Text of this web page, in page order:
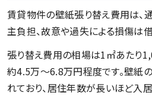
賃貸物件の壁紙張り替え費用は、
主負担、故意や過失による損傷は
張り替え費用の相場は1㎡あたり
約4.5万〜6.8万円程度です。壁紙
れており、居住年数が長いほど入